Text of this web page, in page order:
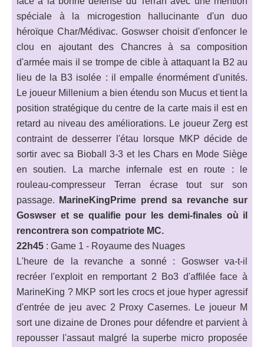
spéciale à la microgestion hallucinante d'un duo
héroïque Char/Médivac. Goswser choisit d'enfoncer le
clou en ajoutant des Chancres à sa composition
d'armée mais il se trompe de cible à attaquant la B2 au
lieu de la B3 isolée : il empalle énormément d'unités.
Le joueur Millenium a bien étendu son Mucus et tient la
position stratégique du centre de la carte mais il est en
retard au niveau des améliorations. Le joueur Zerg est
contraint de desserrer l'étau lorsque MKP décide de
sortir avec sa Bioball 3-3 et les Chars en Mode Siège
en soutien. La marche infernale est en route : le
rouleau-compresseur Terran écrase tout sur son
passage.
MarineKingPrime prend sa revanche sur
Goswser et se qualifie pour les demi-finales où il
rencontrera son compatriote MC.
22h45 : Game 1 - Royaume des Nuages
L'heure de la revanche a sonné : Goswser va-t-il
recréer l'exploit en remportant 2 Bo3 d'affilée face à
MarineKing ? MKP sort les crocs et joue hyper agressif
d'entrée de jeu avec 2 Proxy Casernes. Le joueur M
sort une dizaine de Drones pour défendre et parvient à
repousser l'assaut malgré la superbe micro proposée